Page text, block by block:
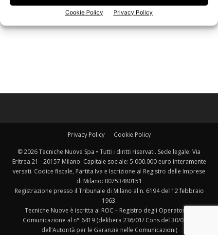
Cookie Policy Privacy Policy
Privacy Policy Cookie Policy
© 2026 Tecniche Nuove Spa • Tutti i diritti riservati. Sede legale: Via
Eritrea 21 - 20157 Milano. Capitale sociale: 5.000.000 euro interamente
versati. Codice fiscale, Partita Iva e Iscrizione al Registro delle Imprese
di Milano: 00753480151
Registrazione presso il Tribunale di Milano al n. 6194 del 12 febbraio
1963.
Tecniche Nuove è iscritta al ROC – Registro degli Operatori di
Comunicazione al n° 6419 (delibera 236/01/ Cons del 30/06/01
dell’Autorità per le Garanzie nelle Comunicazioni)